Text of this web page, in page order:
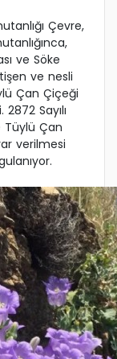
Çevre,
ve Söke
ve nesli
Çan Çiçeği
Sayılı
Tüylü Çan
verilmesi